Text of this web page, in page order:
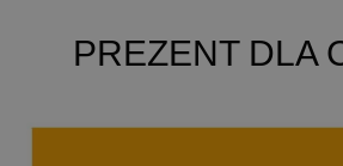
PREZENT DLA